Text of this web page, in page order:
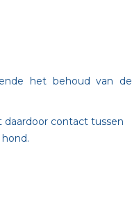
het behoud van de
daardoor contact tussen